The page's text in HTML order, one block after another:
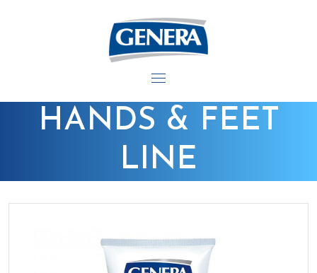
GENERA COSMETICI
HANDS & FEET
LINE